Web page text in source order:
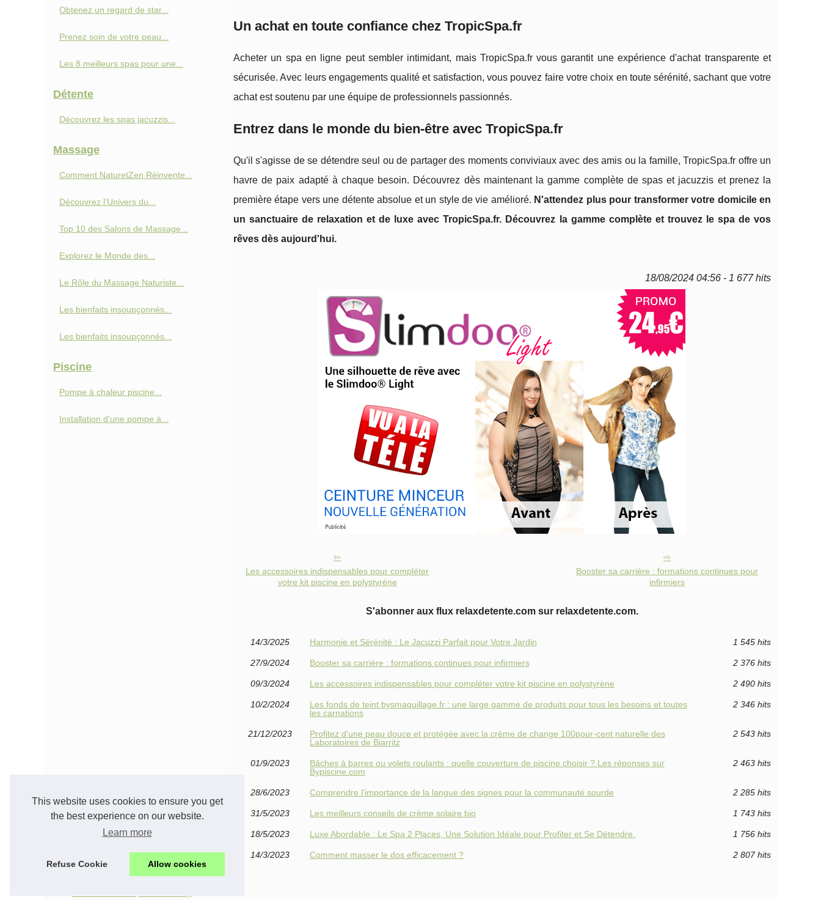
This website uses cookies to ensure you get
the best experience on our website.
Learn more
Refuse Cookie Allow cookies
Un achat en toute confiance chez TropicSpa.fr
Acheter un spa en ligne peut sembler intimidant, mais TropicSpa.fr vous garantit une expérience d'achat transparente et
sécurisée. Avec leurs engagements qualité et satisfaction, vous pouvez faire votre choix en toute sérénité, sachant que votre
achat est soutenu par une équipe de professionnels passionnés.
Entrez dans le monde du bien-être avec TropicSpa.fr
Qu'il s'agisse de se détendre seul ou de partager des moments conviviaux avec des amis ou la famille, TropicSpa.fr offre un
havre de paix adapté à chaque besoin. Découvrez dès maintenant la gamme complète de spas et jacuzzis et prenez la
première étape vers une détente absolue et un style de vie amélioré. N'attendez plus pour transformer votre domicile en
un sanctuaire de relaxation et de luxe avec TropicSpa.fr. Découvrez la gamme complète et trouvez le spa de vos
rêves dès aujourd'hui.
18/08/2024 04:56 - 1 677 hits
Les accessoires indispensables pour compléter
votre kit piscine en polystyrène
Booster sa carrière : formations continues pour
infirmiers
S'abonner aux flux relaxdetente.com sur relaxdetente.com.
14/3/2025 Harmonie et Sérénité : Le Jacuzzi Parfait pour Votre Jardin 1 545 hits
27/9/2024 Booster sa carrière : formations continues pour infirmiers 2 376 hits
09/3/2024 Les accessoires indispensables pour compléter votre kit piscine en polystyrène 2 490 hits
10/2/2024
Les fonds de teint bysmaquillage.fr : une large gamme de produits pour tous les besoins et toutes
les carnations
2 346 hits
21/12/2023
Profitez d'une peau douce et protégée avec la crème de change 100pour-cent naturelle des
Laboratoires de Biarritz
2 543 hits
01/9/2023
Bâches à barres ou volets roulants : quelle couverture de piscine choisir ? Les réponses sur
Bypiscine.com
2 463 hits
28/6/2023 Comprendre l'importance de la langue des signes pour la communauté sourde 2 285 hits
31/5/2023 Les meilleurs conseils de crème solaire bio 1 743 hits
18/5/2023 Luxe Abordable : Le Spa 2 Places, Une Solution Idéale pour Profiter et Se Détendre. 1 756 hits
14/3/2023 Comment masser le dos efficacement ? 2 807 hits
Obtenez un regard de star...
Prenez soin de votre peau...
Les 8 meilleurs spas pour une...
Détente
Découvrez les spas jacuzzis...
Massage
Comment NaturetZen Réinvente...
Découvrez l'Univers du...
Top 10 des Salons de Massage...
Explorez le Monde des...
Le Rôle du Massage Naturiste...
Les bienfaits insoupçonnés...
Les bienfaits insoupçonnés...
Piscine
Pompe à chaleur piscine...
Installation d'une pompe à...